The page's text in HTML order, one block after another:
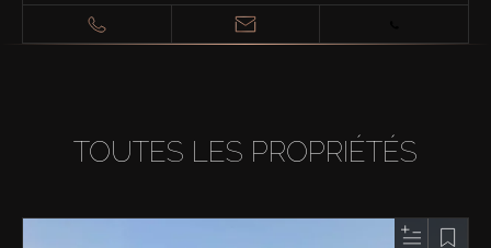
TOUTES LES PROPRIÉTÉS